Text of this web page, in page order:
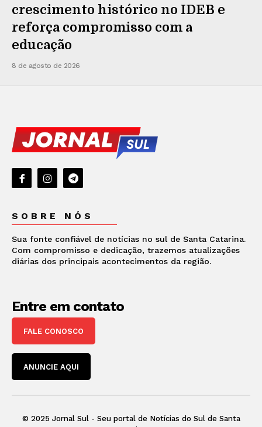
crescimento histórico no IDEB e
reforça compromisso com a
educação
8 de agosto de 2026
SOBRE NÓS
Sua fonte confiável de notícias no sul de Santa Catarina.
Com compromisso e dedicação, trazemos atualizações
diárias dos principais acontecimentos da região.
Entre em contato
FALE CONOSCO
ANUNCIE AQUI
© 2025 Jornal Sul - Seu portal de Notícias do Sul de Santa